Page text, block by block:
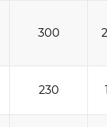
300
230